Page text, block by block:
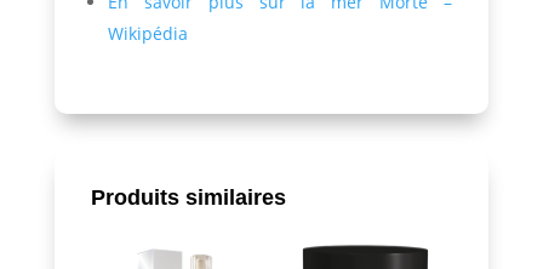
Wikipédia
Produits similaires